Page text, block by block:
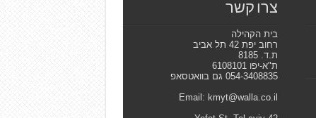
צרו קשר
בית הקהילה
רחוב יפת 42 תל אביב
ת.ד. 8185
ת"א-יפו 6108101
054-3408835 גם בוואטסאפ
Email: kmyt@walla.co.il